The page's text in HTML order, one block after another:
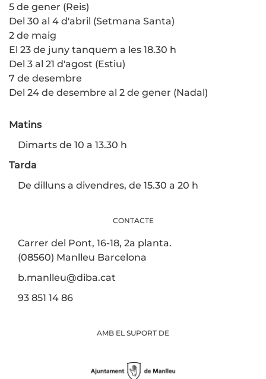
5 de gener (Reis)
Del 30 al 4 d'abril (Setmana Santa)
2 de maig
El 23 de juny tanquem a les 18.30 h
Del 3 al 21 d'agost (Estiu)
7 de desembre
Del 24 de desembre al 2 de gener (Nadal)
Matins
Dimarts de 10 a 13.30 h
Tarda
De dilluns a divendres, de 15.30 a 20 h
CONTACTE
Carrer del Pont, 16-18, 2a planta.
(08560) Manlleu Barcelona
b.manlleu@diba.cat
93 851 14 86
AMB EL SUPORT DE